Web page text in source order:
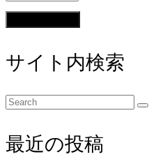
サイト内検索
Search
最近の投稿